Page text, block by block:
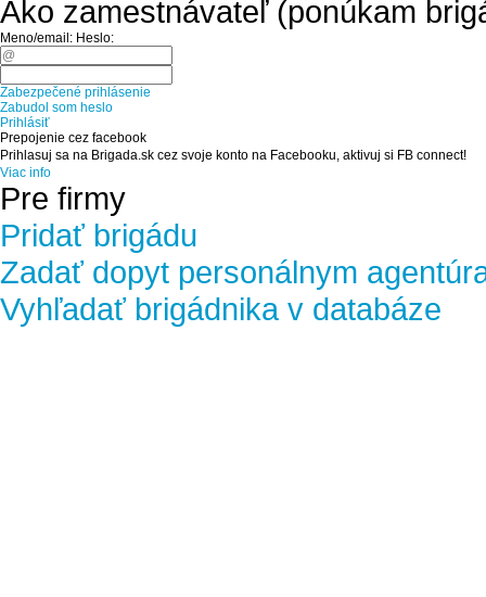
Ako zamestnávateľ (ponúkam
Meno/email: Heslo:
Zabezpečené prihlásenie
Zabudol som heslo
Prihlásiť
Prepojenie cez facebook
Prihlasuj sa na Brigada.sk cez svoje konto na Facebooku, aktivuj si FB connect!
Viac info
Pre firmy
Pridať brigádu
Zadať dopyt personálnym
Vyhľadať brigádnika v databáze